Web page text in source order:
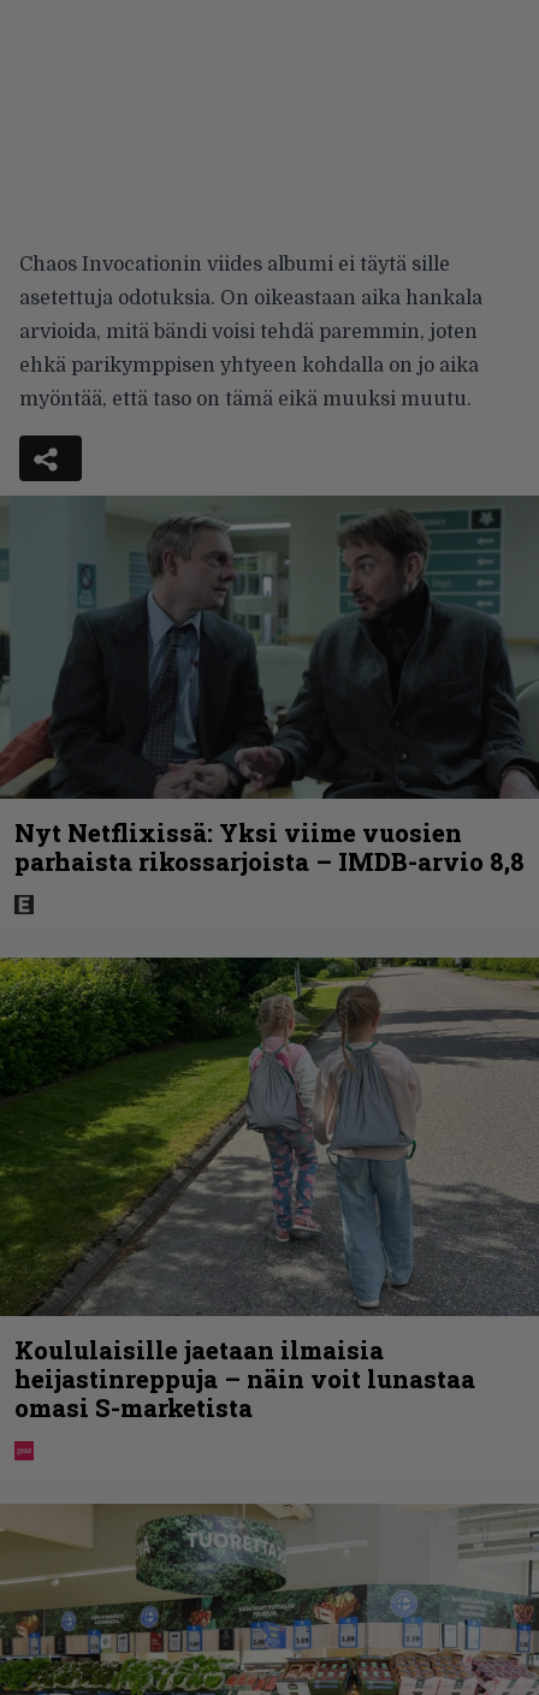
Chaos Invocationin viides albumi ei täytä sille
asetettuja odotuksia. On oikeastaan aika hankala
arvioida, mitä bändi voisi tehdä paremmin, joten
ehkä parikymppisen yhtyeen kohdalla on jo aika
myöntää, että taso on tämä eikä muuksi muutu.
Nyt Netflixissä: Yksi viime vuosien
parhaista rikossarjoista – IMDB-arvio 8,8
Koululaisille jaetaan ilmaisia
heijastinreppuja – näin voit lunastaa
omasi S-marketista